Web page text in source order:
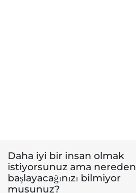
Daha iyi bir insan olmak
istiyorsunuz ama nereden
başlayacağınızı bilmiyor
musunuz?